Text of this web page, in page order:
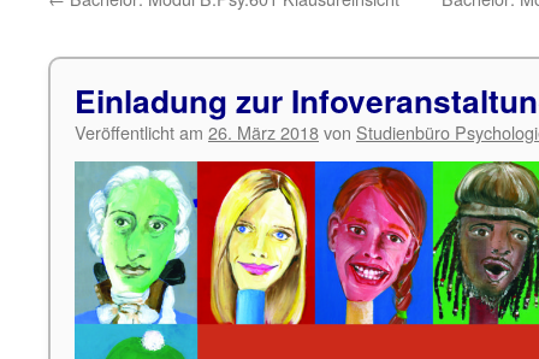
Einladung zur
Veröffentlicht am 26. März 2018von Studienbüro